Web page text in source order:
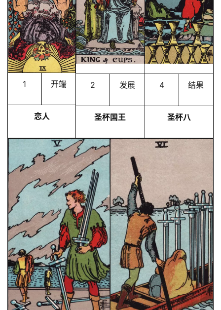
1 开端
恋人
2 发展
圣杯国王
4 结果
圣杯八